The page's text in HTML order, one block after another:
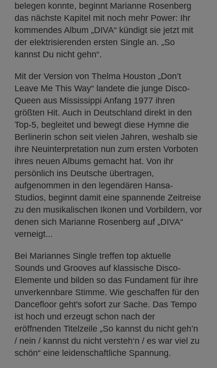
belegen konnte, beginnt Marianne Rosenberg
das nächste Kapitel mit noch mehr Power: Ihr
kommendes Album „DIVA“ kündigt sie jetzt mit
der elektrisierenden ersten Single an. „So
kannst Du nicht gehn“.
Mit der Version von Thelma Houston „Don’t
Leave Me This Way“ landete die junge Disco-
Queen aus Mississippi Anfang 1977 ihren
größten Hit. Auch in Deutschland direkt in den
Top-5, begleitet und bewegt diese Hymne die
Berlinerin schon seit vielen Jahren, weshalb sie
ihre Neuinterpretation nun zum ersten Vorboten
ihres neuen Albums gemacht hat. Von ihr
persönlich ins Deutsche übertragen,
aufgenommen in den legendären Hansa-
Studios, beginnt damit eine spannende Zeitreise
zu den musikalischen Ikonen und Vorbildern, vor
denen sich Marianne Rosenberg auf „DIVA“
verneigt...
Bei Mariannes Single treffen top aktuelle
Sounds und Grooves auf klassische Disco-
Elemente und bilden so das Fundament für ihre
unverkennbare Stimme. Wie geschaffen für den
Dancefloor geht's sofort zur Sache. Das Tempo
ist hoch und erzeugt schon nach der
eröffnenden Titelzeile „So kannst du nicht geh’n
/ nein / kannst du nicht versteh‘n / es war viel zu
schön“ eine leidenschaftliche Spannung.